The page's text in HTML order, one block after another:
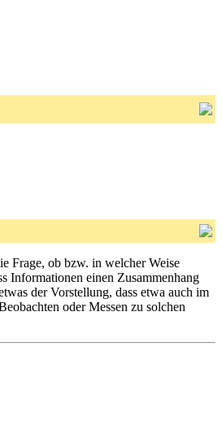
Frage, ob bzw. in welcher Weise
Informationen einen Zusammenhang
der Vorstellung, dass etwa auch im
oder Messen zu solchen